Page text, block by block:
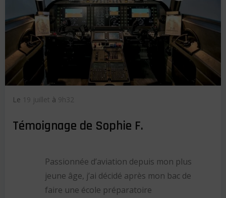
Le 19 juillet à 9h32
Témoignage de Sophie F.
Passionnée d’aviation depuis mon plus
jeune âge, j’ai décidé après mon bac de
faire une école préparatoire